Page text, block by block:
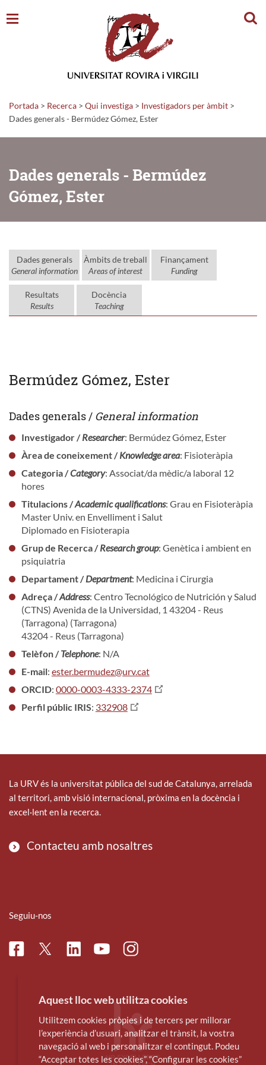
Portada > Recerca > Qui investiga > Investigadors per àmbit >
Dades generals - Bermúdez Gómez, Ester
Dades generals - Bermúdez
Gómez, Ester
Dades generals
General information
Àmbits de treball
Areas of interest
Finançament
Funding
Resultats
Results
Docència
Teaching
Bermúdez Gómez, Ester
Dades generals / General information
Investigador /Researcher: Bermúdez Gómez, Ester
Àrea de coneixement /Knowledge area: Fisioteràpia
Categoria /Category: Associat/da mèdic/a laboral 12
hores
Titulacions /Academic qualifications: Grau en Fisioteràpia
Master Univ. en Envelliment i Salut
Diplomado en Fisioterapia
Grup de Recerca /Research group: Genètica i ambient en
psiquiatria
Departament /Department: Medicina i Cirurgia
Adreça /Address: Centro Tecnológico de Nutrición y Salud
(CTNS) Avenida de la Universidad, 1 43204 - Reus
(Tarragona) (Tarragona)
43204 - Reus (Tarragona)
Telèfon /Telephone: N/A
E-mail: ester.bermudez@urv.cat
ORCID: 0000-0003-4333-2374
Perfil públic IRIS: 332908
La URV és la universitat pública del sud de Catalunya, arrelada
al territori, amb visió internacional, pròxima en la docència i
excel·lent en la recerca.
Contacteu amb nosaltres
Seguiu-nos
FacebookTwitterLinkedinYoutubeInstagram
Aquest lloc web utilitza cookies
Utilitzem cookies pròpies i de tercers per millorar
l’experiència d’usuari, analitzar el trànsit, la vostra
navegació al web i personalitzar el contingut. Podeu
“Acceptar totes les cookies”, “Configurar les cookies”